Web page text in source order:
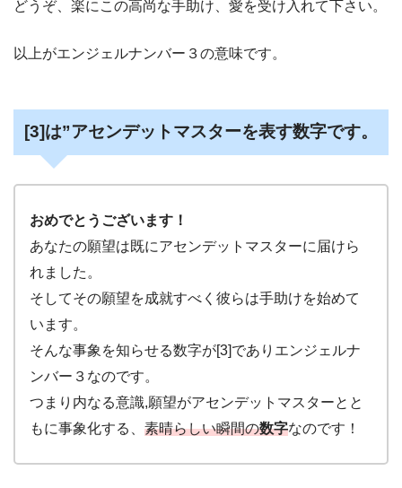
どうぞ、楽にこの高尚な手助け、愛を受け入れて下さい。
以上がエンジェルナンバー３の意味です。
[3]は”アセンデットマスターを表す数字です。
おめでとうございます！
あなたの願望は既にアセンデットマスターに届けら
れました。
そしてその願望を成就すべく彼らは手助けを始めて
います。
そんな事象を知らせる数字が[3]でありエンジェルナ
ンバー３なのです。
つまり内なる意識,願望がアセンデットマスターとと
もに事象化する、 素晴らしい瞬間の数字なのです！